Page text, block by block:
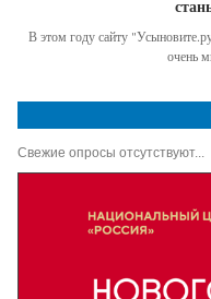
В этом году сайту
очень
Свежие опросы отсутствуют...